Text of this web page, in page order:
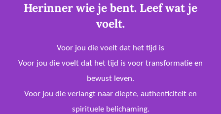
Herinner wie je bent. Leef wat je
voelt.
Voor jou die voelt dat het tijd is
Voor jou die voelt dat het tijd is voor transformatie en
bewust leven.
Voor jou die verlangt naar diepte, authenticiteit en
spirituele belichaming.